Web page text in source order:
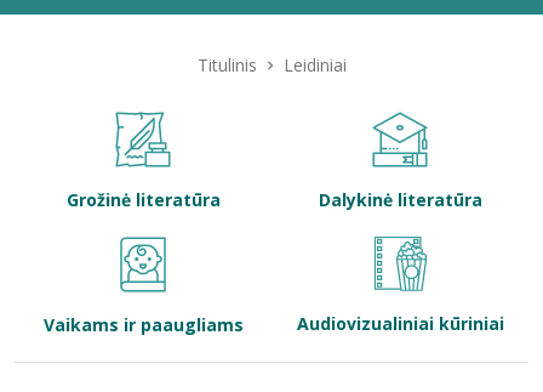
Bibliotekoms
Titulinis Leidiniai
Grožinė literatūra Dalykinė literatūra
Vaikams ir paaugliams Audiovizualiniai kūriniai